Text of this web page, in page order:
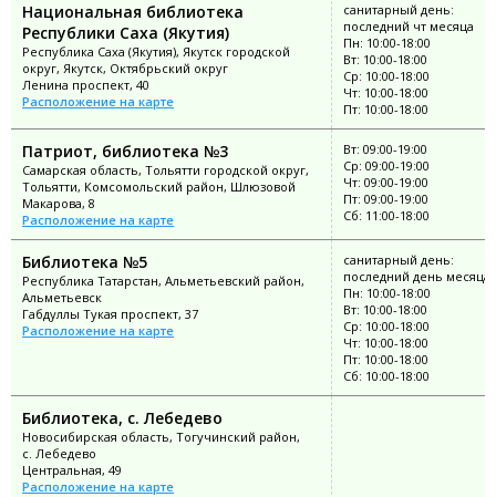
Национальная библиотека
Республики Саха (Якутия)
Республика Саха (Якутия), Якутск городской
округ, Якутск, Октябрьский округ
Ленина проспект, 40
Расположение на карте
санитарный день:
последний чт месяца
Пн: 10:00-18:00
Вт: 10:00-18:00
Ср: 10:00-18:00
Чт: 10:00-18:00
Пт: 10:00-18:00
Патриот, библиотека №3
Самарская область, Тольятти городской округ,
Тольятти, Комсомольский район, Шлюзовой
Макарова, 8
Расположение на карте
Вт: 09:00-19:00
Ср: 09:00-19:00
Чт: 09:00-19:00
Пт: 09:00-19:00
Сб: 11:00-18:00
Библиотека №5
Республика Татарстан, Альметьевский район,
Альметьевск
Габдуллы Тукая проспект, 37
Расположение на карте
санитарный день:
последний день месяца
Пн: 10:00-18:00
Вт: 10:00-18:00
Ср: 10:00-18:00
Чт: 10:00-18:00
Пт: 10:00-18:00
Сб: 10:00-18:00
Библиотека, с. Лебедево
Новосибирская область, Тогучинский район,
с. Лебедево
Центральная, 49
Расположение на карте